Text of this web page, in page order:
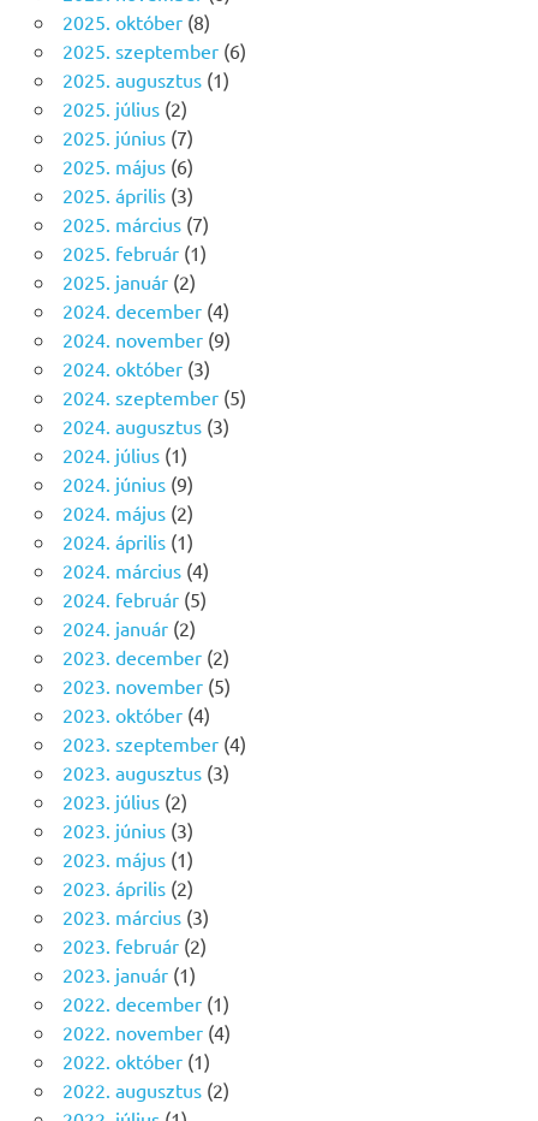
2025. október(8)
2025. szeptember(6)
2025. augusztus(1)
2025. július(2)
2025. június(7)
2025. május(6)
2025. április(3)
2025. március(7)
2025. február(1)
2025. január(2)
2024. december(4)
2024. november(9)
2024. október(3)
2024. szeptember(5)
2024. augusztus(3)
2024. július(1)
2024. június(9)
2024. május(2)
2024. április(1)
2024. március(4)
2024. február(5)
2024. január(2)
2023. december(2)
2023. november(5)
2023. október(4)
2023. szeptember(4)
2023. augusztus(3)
2023. július(2)
2023. június(3)
2023. május(1)
2023. április(2)
2023. március(3)
2023. február(2)
2023. január(1)
2022. december(1)
2022. november(4)
2022. október(1)
2022. augusztus(2)